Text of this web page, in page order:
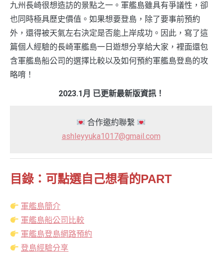
九州長崎很想造訪的景點之一。軍艦島雖具有爭議性，卻
也同時極具歷史價值。如果想要登島，除了要事前預約
外，還得被天氣左右決定是否能上岸成功。因此，寫了這
篇個人經驗的長崎軍艦島一日遊想分享給大家，裡面還包
含軍艦島船公司的選擇比較以及如何預約軍艦島登島的攻
略唷！
2023.1月 已更新最新版資訊！
合作邀約聯繫
ashleyyuka1017@gmail.com
目錄：可點選自己想看的PART
軍艦島簡介
軍艦島船公司比較
軍艦島登島網路預約
登島經驗分享